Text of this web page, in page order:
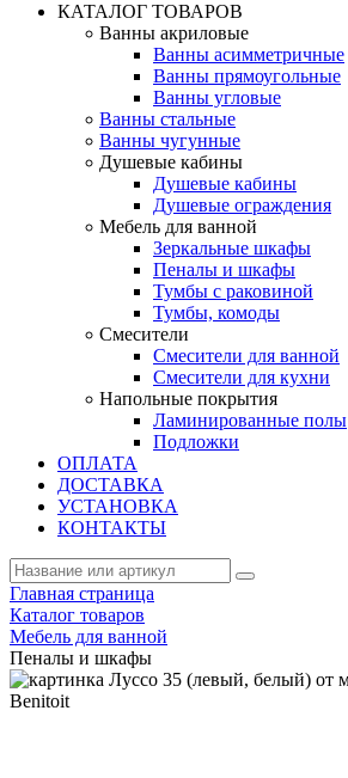
КАТАЛОГ ТОВАРОВ
Ванны акриловые
Ванны асимметричные
Ванны прямоугольные
Ванны угловые
Ванны стальные
Ванны чугунные
Душевые кабины
Душевые кабины
Душевые ограждения
Мебель для ванной
Зеркальные шкафы
Пеналы и шкафы
Тумбы с раковиной
Тумбы, комоды
Смесители
Смесители для ванной
Смесители для кухни
Напольные покрытия
Ламинированные полы
Подложки
ОПЛАТА
ДОСТАВКА
УСТАНОВКА
КОНТАКТЫ
Главная страница
Каталог товаров
Мебель для ванной
Пеналы и шкафы